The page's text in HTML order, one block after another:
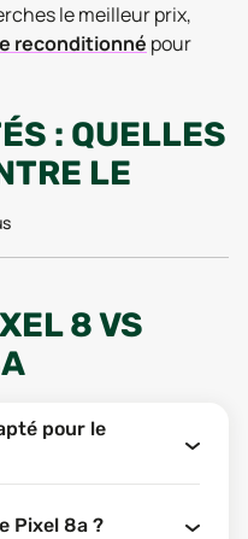
le meilleur prix,
reconditionné pour
: QUELLES
LE
LE
?
à une question de
payer pour un écran
? Derrière leur
cachent tout de
Le but ici, c’est de
8 VS
pour le
Pixel 8a ?